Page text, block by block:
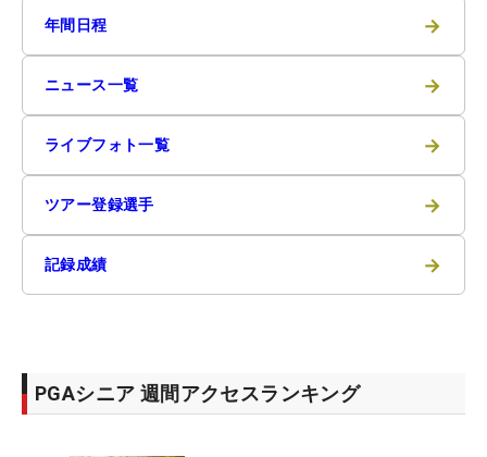
年間日程 →
ニュース一覧 →
ライブフォト一覧 →
ツアー登録選手 →
記録成績 →
PGAシニア 週間アクセスランキング